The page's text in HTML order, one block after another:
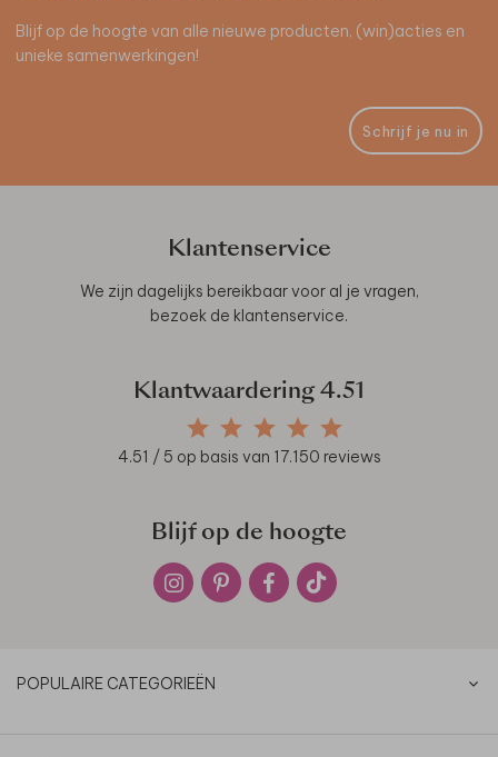
Blijf op de hoogte van alle nieuwe producten, (win)acties en
unieke samenwerkingen!
Schrijf je nu in
Klantenservice
We zijn dagelijks bereikbaar voor al je vragen,
bezoek de klantenservice.
Klantwaardering 4.51
4.51 / 5 op basis van 17.150 reviews
Blijf op de hoogte
POPULAIRE CATEGORIEËN